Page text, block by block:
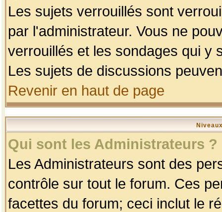
Les sujets verrouillés sont
par l'administrateur. Vous ne
verrouillés et les sondages qui y
Les sujets de discussions
Revenir en haut de page
Qui sont les Administrateurs ?
Les Administrateurs sont des
contrôle sur tout le forum. Ces
facettes du forum; ceci inclut le